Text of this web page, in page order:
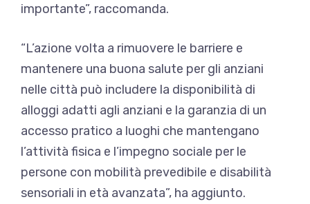
importante”, raccomanda.
“L’azione volta a rimuovere le barriere e
mantenere una buona salute per gli anziani
nelle città può includere la disponibilità di
alloggi adatti agli anziani e la garanzia di un
accesso pratico a luoghi che mantengano
l’attività fisica e l’impegno sociale per le
persone con mobilità prevedibile e disabilità
sensoriali in età avanzata”, ha aggiunto.